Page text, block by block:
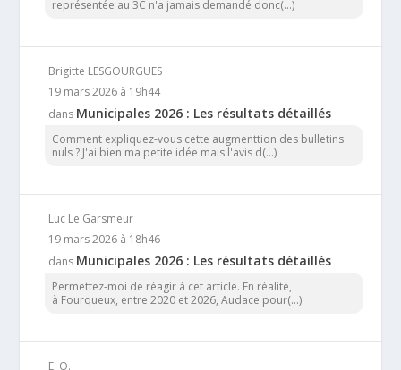
représentée au 3C n'a jamais demandé donc(...)
Brigitte LESGOURGUES
19 mars 2026 à 19h44
dans Municipales 2026 : Les résultats détaillés
Comment expliquez-vous cette augmenttion des bulletins
nuls ? J'ai bien ma petite idée mais l'avis d(...)
Luc Le Garsmeur
19 mars 2026 à 18h46
dans Municipales 2026 : Les résultats détaillés
Permettez-moi de réagir à cet article. En réalité,
à Fourqueux, entre 2020 et 2026, Audace pour(...)
E. O.